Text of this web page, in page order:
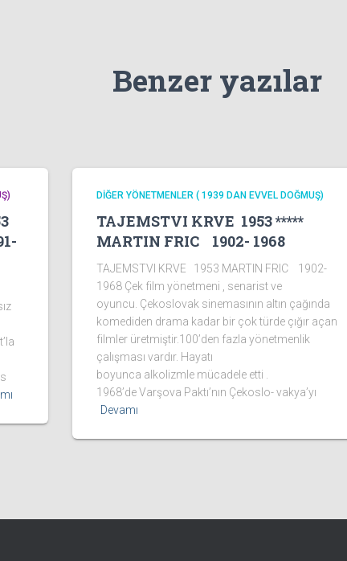
Benzer yazılar
DİĞER YÖNETMENLER ( 1939 DAN EVVEL DOĞMUŞ)
TAJEMSTVI KRVE 1953 *****
MARTIN FRIC 1902- 1968
TAJEMSTVI KRVE 1953 MARTIN FRIC 1902-
1968 Çek film yönetmeni , senarist ve
oyuncu. Çekoslovak sinemasının altın çağında
komediden drama kadar bir çok türde çığır açan
filmler üretmiştir.100’den fazla yönetmenlik
çalışması vardır. Hayatı
boyunca alkolizmle mücadele etti .
1968’de Varşova Paktı’nın Çekoslo- vakya’yı
Devamı